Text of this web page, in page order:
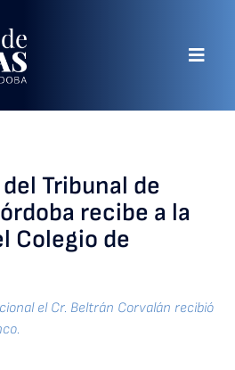
Tribunal de
recibe a la
Colegio de
el Cr. Beltrán Corvalán recibió